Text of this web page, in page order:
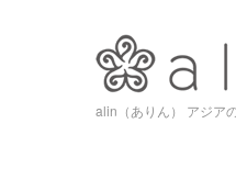
alin（ありん） アジア